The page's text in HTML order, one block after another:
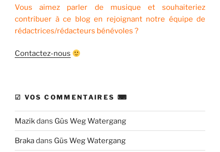
Vous aimez parler de musique et souhaiteriez
contribuer à ce blog en rejoignant notre équipe de
rédactrices/rédacteurs bénévoles ?
Contactez-nous
☑ VOS COMMENTAIRES ⌨
Mazikdans Güs Weg Watergang
Brakadans Güs Weg Watergang